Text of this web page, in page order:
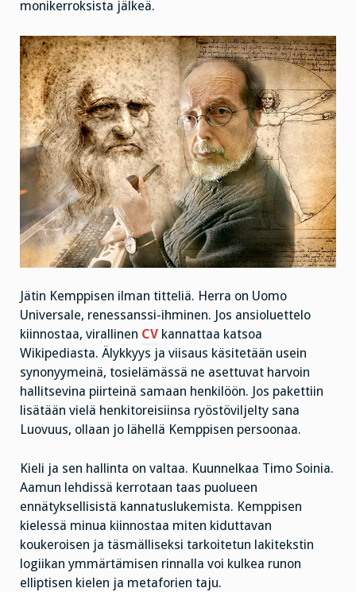
monikerroksista jälkeä.
Jätin Kemppisen ilman titteliä. Herra on Uomo
Universale, renessanssi-ihminen. Jos ansioluettelo
kiinnostaa, virallinen CV kannattaa katsoa
Wikipediasta. Älykkyys ja viisaus käsitetään usein
synonyymeinä, tosielämässä ne asettuvat harvoin
hallitsevina piirteinä samaan henkilöön. Jos pakettiin
lisätään vielä henkitoreisiinsa ryöstöviljelty sana
Luovuus, ollaan jo lähellä Kemppisen persoonaa.
Kieli ja sen hallinta on valtaa. Kuunnelkaa Timo Soinia.
Aamun lehdissä kerrotaan taas puolueen
ennätyksellisistä kannatuslukemista. Kemppisen
kielessä minua kiinnostaa miten kiduttavan
koukeroisen ja täsmälliseksi tarkoitetun lakitekstin
logiikan ymmärtämisen rinnalla voi kulkea runon
elliptisen kielen ja metaforien taju.